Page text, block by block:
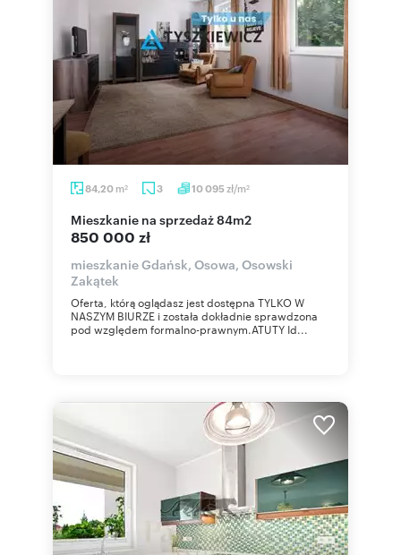
84,20 m2 3 10 095 zł/m2
mieszkanie na sprzedaż 84m2
850 000 zł
mieszkanie Gdańsk, Osowa, Osowski
Zakątek
Oferta, którą oglądasz jest dostępna TYLKO W
NASZYM BIURZE i została dokładnie sprawdzona
pod względem formalno-prawnym.ATUTY Id...